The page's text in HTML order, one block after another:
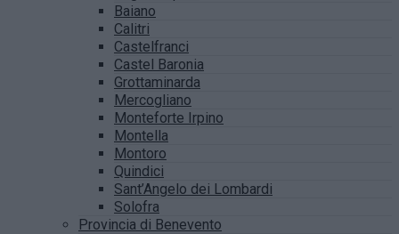
Baiano
Calitri
Castelfranci
Castel Baronia
Grottaminarda
Mercogliano
Monteforte Irpino
Montella
Montoro
Quindici
Sant’Angelo dei Lombardi
Solofra
Provincia di Benevento